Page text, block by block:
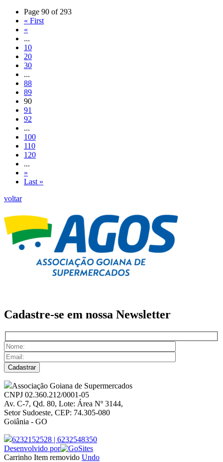
Page 90 of 293
« First
«
...
10
20
30
...
88
89
90
91
92
...
100
110
120
...
»
Last »
voltar
Cadastre-se em nossa Newsletter
Associação Goiana de Supermercados
CNPJ 02.360.212/0001-05
Av. C-7, Qd. 80, Lote: Área Nº 3144,
Setor Sudoeste, CEP: 74.305-080
Goiânia - GO
6232152528 | 6232548350
Desenvolvido por
Carrinho Item removido Undo